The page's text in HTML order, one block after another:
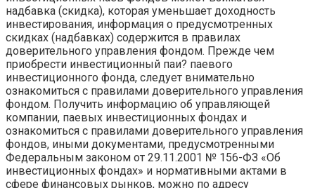
надбавка (скидка), которая уменьшает доходность
инвестирования, информация о предусмотренных
скидках (надбавках) содержится в правилах
доверительного управления фондом. Прежде чем
приобрести инвестиционный паи? паевого
инвестиционного фонда, следует внимательно
ознакомиться с правилами доверительного управления
фондом. Получить информацию об управляющей
компании, паевых инвестиционных фондах и
ознакомиться с правилами доверительного управления
фондов, иными документами, предусмотренными
Федеральным законом от 29.11.2001 № 156-ФЗ «Об
инвестиционных фондах» и нормативными актами в
сфере финансовых рынков, можно по адресу